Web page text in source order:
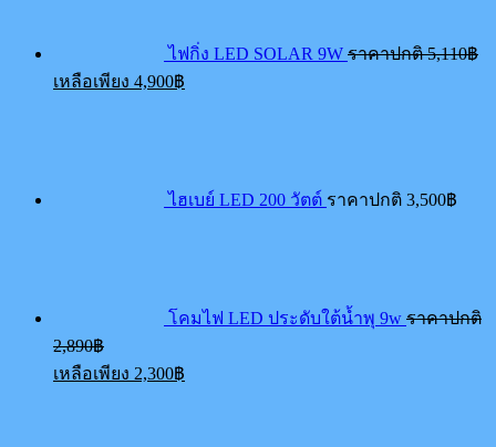
ไฟกิ่ง LED SOLAR 9W ราคาปกติ5,110฿
เหลือเพียง 4,900฿
price
ไฮเบย์ LED 200 วัตต์ ราคาปกติ 3,500฿
โคมไฟ LED ประดับใต้น้ำพุ 9w ราคาปกติ
2,890฿
price
was:
เหลือเพียง 2,300฿
price